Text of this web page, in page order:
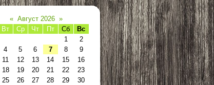
« Август 2026 »
Вт Ср Чт Пт Сб
Вс
1
2
4 5 6 7 8
9
11 12 13 14 15
16
18 19 20 21 22
23
25 26 27 28 29
30